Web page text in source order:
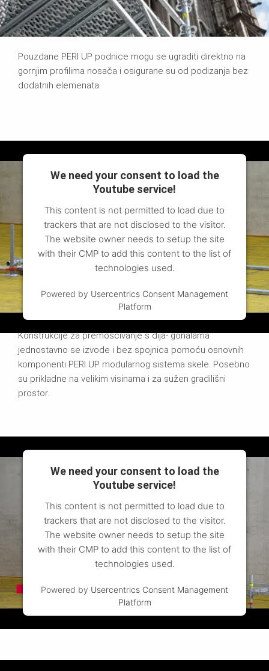
Pouzdane PERI UP podnice mogu se ugraditi direktno na
gornjim profilima nosača i osigurane su od podizanja bez
dodatnih elemenata.
We need your consent to load the
Youtube service!
This content is not permitted to load due to
trackers that are not disclosed to the visitor.
The website owner needs to setup the site
with their CMP to add this content to the list of
technologies used.
Powered by Usercentrics Consent Management
Platform
Premošćivanje s dijagonalama
Konstrukcije za premošćivanje s dija- gonalama
jednostavno se izvode i bez spojnica pomoću osnovnih
komponenti PERI UP modularnog sistema skele. Posebno
su prikladne na velikim visinama i za sužen gradilišni
prostor.
We need your consent to load the
Youtube service!
This content is not permitted to load due to
trackers that are not disclosed to the visitor.
The website owner needs to setup the site
with their CMP to add this content to the list of
technologies used.
Powered by Usercentrics Consent Management
Platform
Premošćivanje s rešetkastim nosačima